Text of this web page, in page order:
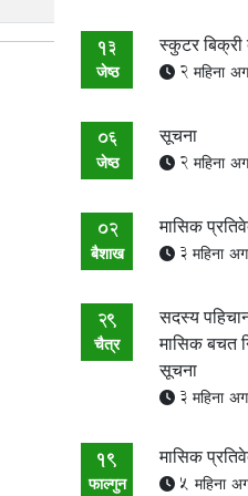
13
जेष्ठ
स्कुटर बिक्री
2 महिना
06
जेष्ठ
सूचना
2 महिना
02
बैशाख
मासिक
3 महिना
29
चैत्र
सदस्य
मासिक बचत
सूचना
3 महिना
19
फाल्गुन
मासिक
5 महिना